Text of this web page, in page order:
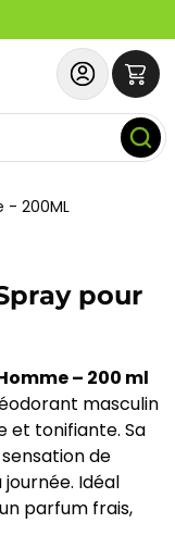
- 200ML
pour
– 200 ml
masculin
et tonifiante. Sa
de
Idéal
parfum frais,